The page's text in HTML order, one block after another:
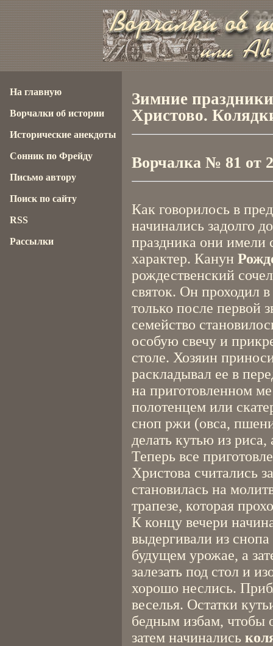
Зимние
Христово.
Ворчалка № 81 от
Как говорилось в
начинались задолго
праздника они имели
характер. Канун
рождественский
святок. Он проходил
только после первой
семейство
особую свечу и
столе. Хозяин
раскладывал ее в
на приготовленном
полотенцем или
сноп ржи (овса,
делать кутью из
Теперь все
Христова считались
становилась на
трапезе, которая
К концу вечери
выдергивали из
будущем урожае, а
залезать под стол и
хорошо неслись.
веселья. Остатки
бедным избам, чтобы
затем начинались
На главную
Ворчалки об истории
Исторические анекдоты
Сонник по Фрейду
Письмо автору
Поиск по сайту
RSS
Рассылки